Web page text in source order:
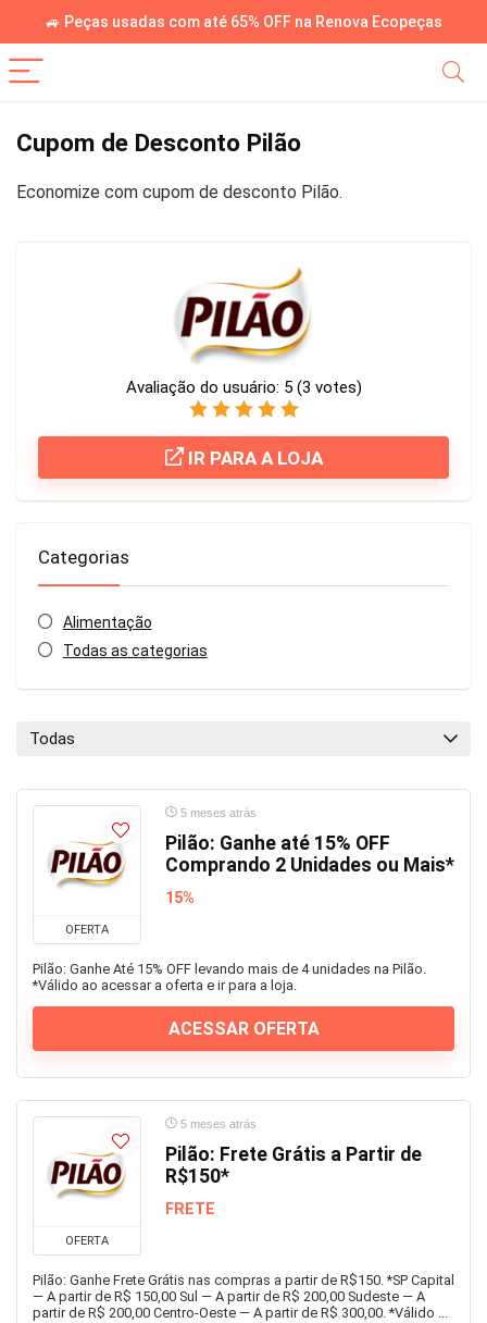
🚙 Peças usadas com até 65% OFF na Renova Ecopeças
Cupom de Desconto Pilão
Economize com cupom de desconto Pilão.
Avaliação do usuário: 5 (3 votes)
IR PARA A LOJA
Categorias
Alimentação
Todas as categorias
Todas
OFERTA
5 meses atrás
Pilão: Ganhe até 15% OFF
Comprando 2 Unidades ou Mais*
15%
Pilão: Ganhe Até 15% OFF levando mais de 4 unidades na Pilão.
*Válido ao acessar a oferta e ir para a loja.
ACESSAR OFERTA
OFERTA
5 meses atrás
Pilão: Frete Grátis a Partir de
R$150*
FRETE
Pilão: Ganhe Frete Grátis nas compras a partir de R$150. *SP Capital
— A partir de R$ 150,00 Sul — A partir de R$ 200,00 Sudeste — A
partir de R$ 200,00 Centro-Oeste — A partir de R$ 300,00. *Válido ...